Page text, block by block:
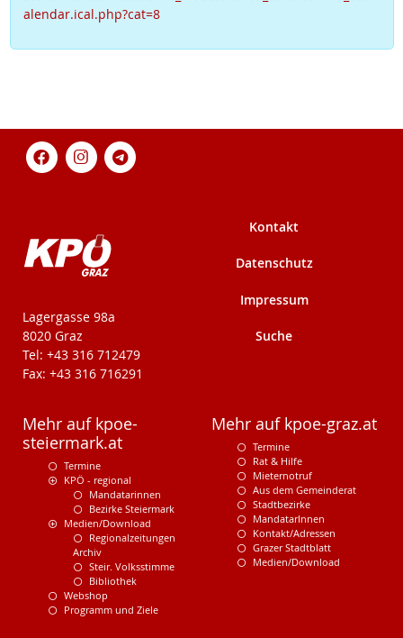
alendar.ical.php?cat=8
KPÖ-Steiermark
Lagergasse 98a
8020 Graz
Tel: +43 316 712479
Fax: +43 316 716291
Kontakt
Datenschutz
Impressum
Suche
Mehr auf kpoe-
steiermark.at
Termine
KPÖ - regional
Mandatarinnen
Bezirke Steiermark
Medien/Download
Regionalzeitungen
Archiv
Steir. Volksstimme
Bibliothek
Webshop
Programm und Ziele
Mehr auf kpoe-graz.at
Termine
Rat & Hilfe
Mieternotruf
Aus dem Gemeinderat
Stadtbezirke
MandatarInnen
Kontakt/Adressen
Grazer Stadtblatt
Medien/Download